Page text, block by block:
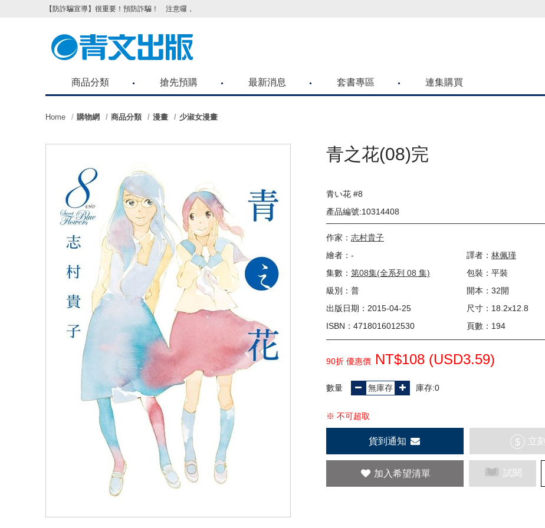
【防詐騙宣導】很重要！預防詐騙！ 注意囉，不要被騙了！請各位喜歡青文購物網的朋友們，提高警覺！
商品分類 搶先預購 最新消息 套書專區 連集購買
Home 購物網 商品分類 漫畫 少淑女漫畫
青之花(08)完
青い花 #8
產品編號:10314408
作家： 志村貴子
繪者：-
譯者： 林佩瑾
集數： 第08集(全系列 08 集)
包裝：平裝
級別：普
開本：32開
出版日期：2015-04-25
尺寸：18.2x12.8
ISBN：4718016012530
頁數：194
90折 優惠價 NT$108 (USD3.59)
數量 庫存:0
※ 不可超取
貨到通知 $ 立
加入希望清單 試閱